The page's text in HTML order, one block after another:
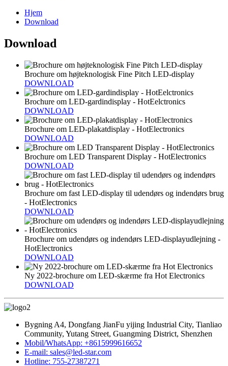
Hjem
Download
Download
Brochure om højteknologisk Fine Pitch LED-display
DOWNLOAD
Brochure om LED-gardindisplay - HotEelctronics
DOWNLOAD
Brochure om LED-plakatdisplay - HotElectronics
DOWNLOAD
Brochure om LED Transparent Display - HotElectronics
DOWNLOAD
Brochure om fast LED-display til udendørs og indendørs brug
- HotElectronics
DOWNLOAD
Brochure om udendørs og indendørs LED-displayudlejning -
HotElectronics
DOWNLOAD
Ny 2022-brochure om LED-skærme fra Hot Electronics
DOWNLOAD
Bygning A4, Dongfang JianFu yijing Industrial City, Tianliao
Community, Yutang Street, Guangming District, Shenzhen
Mobil/WhatsApp: +8615999616652
E-mail: sales@led-star.com
Hotline: 755-27387271